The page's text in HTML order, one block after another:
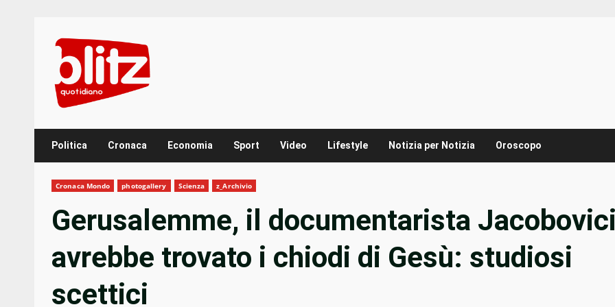
content
Politica Cronaca Economia Sport Video Lifestyle Notizia per Notizia Oroscopo
Cronaca Mondo photogallery Scienza z_Archivio
Gerusalemme, il documentarista
avrebbe trovato i chiodi di Gesù: studiosi
scettici